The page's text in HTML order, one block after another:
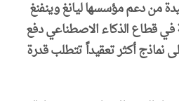
من دعم مؤسسها ليانغ وينفنغ
في قطاع الذكاء الاصطناعي دفع
نماذج أكثر تعقيداً تتطلب قدرة